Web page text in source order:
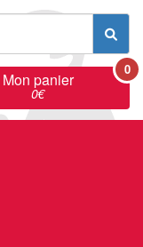
Mon panier
0€
0